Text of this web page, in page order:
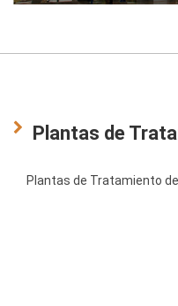
Plantas de
Plantas de Tratamiento